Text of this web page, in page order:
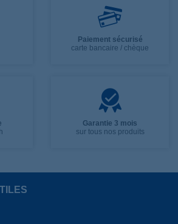
Paiement sécurisé
carte bancaire / chèque
Garantie 3 mois
sur tous nos produits